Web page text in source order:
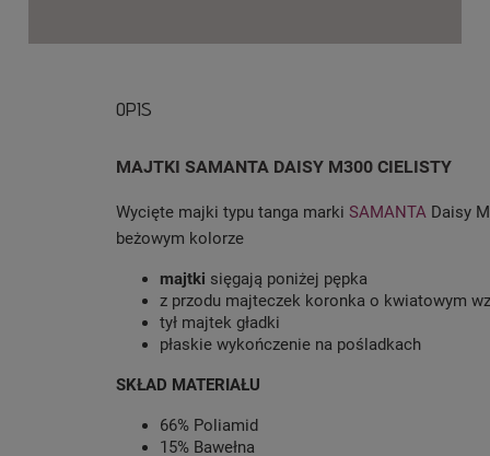
OPIS
MAJTKI SAMANTA DAISY M300 CIELISTY
Wycięte majki typu tanga marki SAMANTA Daisy
beżowym kolorze
majtki sięgają poniżej pępka
z przodu majteczek koronka o kwiatowym
tył majtek gładki
płaskie wykończenie na pośladkach
SKŁAD MATERIAŁU
66% Poliamid
15% Bawełna